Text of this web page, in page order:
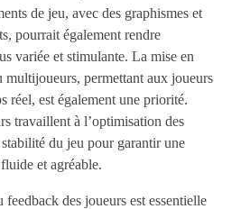
de jeu, avec des graphismes et
pourrait également rendre
variée et stimulante. La mise en
multijoueurs, permettant aux joueurs
réel, est également une priorité.
travaillent à l’optimisation des
du jeu pour garantir une
et agréable.
des joueurs est essentielle